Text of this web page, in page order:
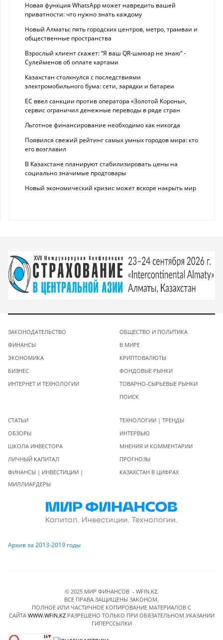
Новая функция WhatsApp может навредить вашей
приватности: что нужно знать каждому
Новый Алматы: пять городских центров, метро, трамваи и
общественные пространства
Взрослый клиент скажет: “Я ваш QR-шмюар не знаю“ -
Сулейменов об оплате картами
Казахстан столкнулся с последствиями
электромобильного бума: сети, зарядки и батареи
ЕС ввел санкции против оператора «Золотой Короны»,
сервис ограничил денежные переводы в ряде стран
Льготное финансирование необходимо как никогда
Появился свежий рейтинг самых умных городов мира: кто
его возглавил
В Казахстане планируют стабилизировать цены на
социально значимые продтовары
Новый экономический кризис может вскоре накрыть мир
ЗАКОНОДАТЕЛЬСТВО
ФИНАНСЫ
ЭКОНОМИКА
БИЗНЕС
ИНТЕРНЕТ И ТЕХНОЛОГИИ
ОБЩЕСТВО И ПОЛИТИКА
В МИРЕ
КРИПТОВАЛЮТЫ
ФОНДОВЫЕ РЫНКИ
ТОВАРНО-СЫРЬЕВЫЕ РЫНКИ
ПОИСК
СТАТЬИ
ОБЗОРЫ
ШКОЛА ИНВЕСТОРА
ЛИЧНЫЙ КАПИТАЛ
ФИНАНСЫ | ИНВЕСТИЦИИ |
МИЛЛИАРДЕРЫ
ТЕХНОЛОГИИ | ТРЕНДЫ
ИНТЕРВЬЮ
МНЕНИЯ И КОММЕНТАРИИ
ПРОГНОЗЫ
КАЗАХСТАН В ЦИФРАХ
Архив за 2013-2019 годы
© 2025 МИР ФИНАНСОВ - WFIN.KZ.
ВСЕ ПРАВА ЗАЩИЩЕНЫ ЗАКОНОМ.
ПОЛНОЕ ИЛИ ЧАСТИЧНОЕ КОПИРОВАНИЕ МАТЕРИАЛОВ C
САЙТА WWW.WFIN.KZРАЗРЕШЕНО ТОЛЬКО ПРИ ОБЯЗАТЕЛЬНОМ УКАЗАНИИ
ГИПЕРССЫЛКИ